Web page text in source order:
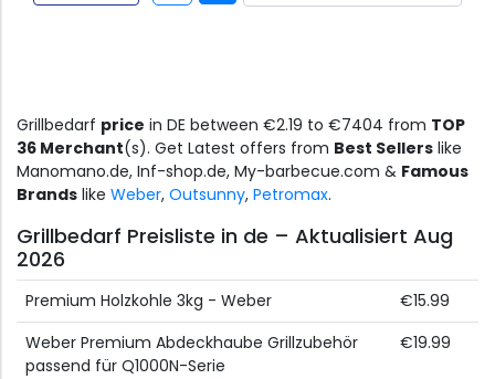
Grillbedarf price in DE between €2.19 to €7404 from TOP
36 Merchant(s). Get Latest offers from Best Sellers like
Manomano.de, Inf-shop.de, My-barbecue.com & Famous
Brands like Weber, Outsunny, Petromax.
Grillbedarf Preisliste in de – Aktualisiert Aug
2026
Premium Holzkohle 3kg - Weber
€15.99
Weber Premium Abdeckhaube Grillzubehör
passend für Q1000N-Serie
€19.99